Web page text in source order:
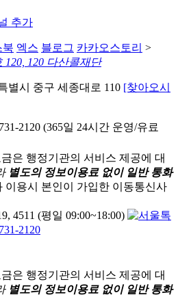
추가
북 엑스 블로그 카카오스토리 >
120, 120 다산콜재단
별시 중구 세종대로 110 [찾아오시
2120 (365일 24시간 운영/유료
은 행정기관의 서비스 제공에 대
별도의 정보이용료 없이 일반 통화
이용시 본인이 가입한 이동통신사
4511 (평일 09:00~18:00)
2120
은 행정기관의 서비스 제공에 대
별도의 정보이용료 없이 일반 통화